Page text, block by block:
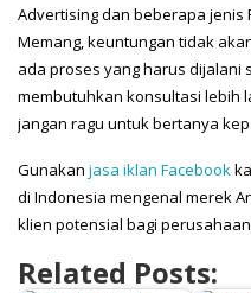
Advertising dan beberapa jenis
Memang, keuntungan tidak
ada proses yang harus dijalani
membutuhkan konsultasi lebih
jangan ragu untuk bertanya
Gunakan jasa iklan Facebook
di Indonesia mengenal merek
klien potensial bagi
Related Posts: